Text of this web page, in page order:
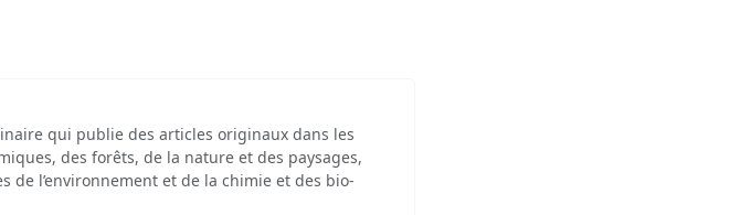
qui publie des articles originaux dans les
des forêts, de la nature et des paysages,
de l’environnement et de la chimie et des bio-